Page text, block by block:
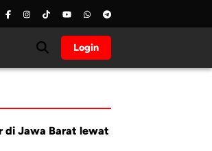
Login
di Jawa Barat lewat